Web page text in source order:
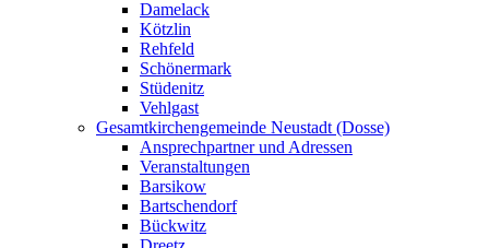
Damelack
Kötzlin
Rehfeld
Schönermark
Stüdenitz
Vehlgast
Gesamtkirchengemeinde Neustadt (Dosse)
Ansprechpartner und Adressen
Veranstaltungen
Barsikow
Bartschendorf
Bückwitz